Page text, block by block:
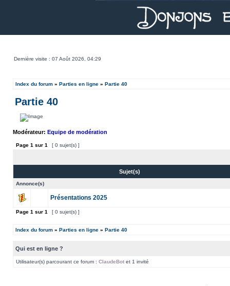
Dernière visite : 07 Août 2026, 04:29
Index du forum » Parties en ligne » Partie 40
Partie 40
Modérateur: Equipe de modération
Page 1 sur 1 [ 0 sujet(s) ]
Sujet(s)
Annonce(s)
Présentations 2025
Page 1 sur 1 [ 0 sujet(s) ]
Index du forum » Parties en ligne » Partie 40
Qui est en ligne ?
Utilisateur(s) parcourant ce forum : ClaudeBot et 1 invité